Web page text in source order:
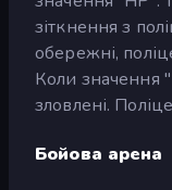
зіткнення з
обережні,
Коли значення
зловлені.
Бойова арена